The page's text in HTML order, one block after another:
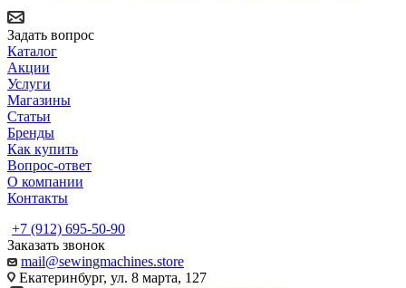
Задать вопрос
Каталог
Акции
Услуги
Магазины
Статьи
Бренды
Как купить
Вопрос-ответ
О компании
Контакты
+7 (912) 695-50-90
Заказать звонок
mail@sewingmachines.store
Екатеринбург, ул. 8 марта, 127